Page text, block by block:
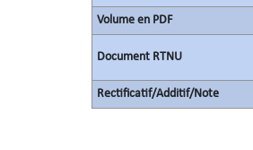
Volume en PDF
Document RTNU
Rectificatif/Additif/Note